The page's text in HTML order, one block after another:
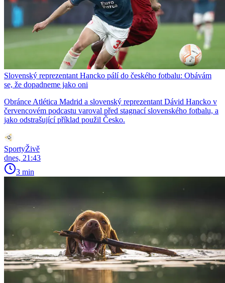
Slovenský reprezentant Hancko pálí do českého fotbalu: Obávám
se, že dopadneme jako oni
Obránce Atlética Madrid a slovenský reprezentant Dávid Hancko v
červencovém podcastu varoval před stagnací slovenského fotbalu, a
jako odstrašující příklad použil Česko.
SportyŽivě
dnes, 21:43
3 min